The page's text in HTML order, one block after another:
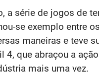
a série de jogos de
se exemplo entre
maneiras e teve
4, que abraçou a
mais uma vez.